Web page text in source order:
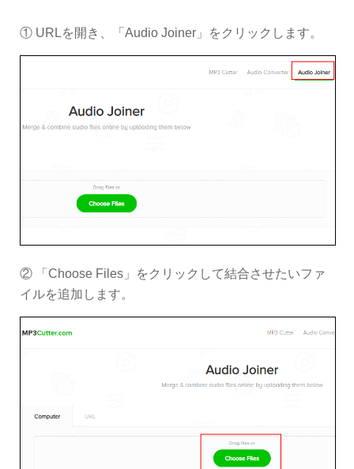
① URLを開き、「Audio Joiner」をクリックします。
② 「Choose Files」をクリックして結合させたいファ
イルを追加します。